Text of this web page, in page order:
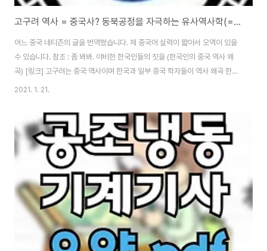
고구려 역사 = 중국사? 동북공정을 자극하는 유사역사학(=환빠)
어느 중국 네티즌의 글을 번역했습니다. 제 중국어 실력이 짧아서 오역이 있을
수 있습니다. 참조 : 좀 봐봐. 야비한 한국인들의 짓을 (한국인의 중국 역사 왜
곡) [링크] 고구려는 중국 역사이며 한국과 일부 중국 학자들이 역사 왜곡 한다
는 주제의 글입니다. 화딱지 나는 중국 네티즌의 글 하나 함께 읽어보시죠. 동북
장이 아닙니다. 고구려 역사 = 중국사역사를 왜곡하고, 사실을 왜곡하는 한국
인 - 고구려 역사는 한국 역사 아니다 2003년 6월, 광명일보光明日报엔 "시
론试论 : 고구려 역사 연구의 몇 가지 문제점" 제목의 글이 발표되었는데 분석
하면 이렇습니다. 고구려 정권의 성질 (동북공정 논리임) 중원 왕조의 제약을
받음중국의 지..
2021. 1. 21.